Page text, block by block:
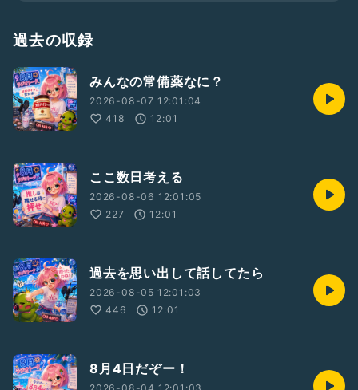
過去の収録
みんなの常備薬なに？
2026-08-07 12:01:04
418
12:01
ここ数日考える
2026-08-06 12:01:05
227
12:01
過去を思い出して話してたら
2026-08-05 12:01:03
446
12:01
8月4日だぞー！